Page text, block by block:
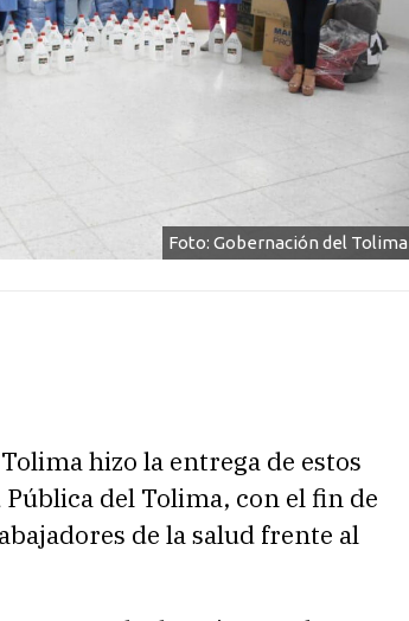
Foto: Gobernación del Tolima
hizo la entrega de estos
del Tolima, con el fin de
de la salud frente al